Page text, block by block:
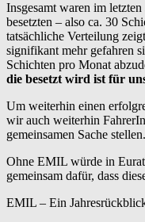
Insgesamt waren im
besetzten – also ca. 30
tatsächliche Verteilung
signifikant mehr gefahren
Schichten pro Monat
die besetzt wird ist für
Um weiterhin einen
wir auch weiterhin
gemeinsamen Sache stellen.
Ohne EMIL würde in
gemeinsam dafür, dass
EMIL – Ein